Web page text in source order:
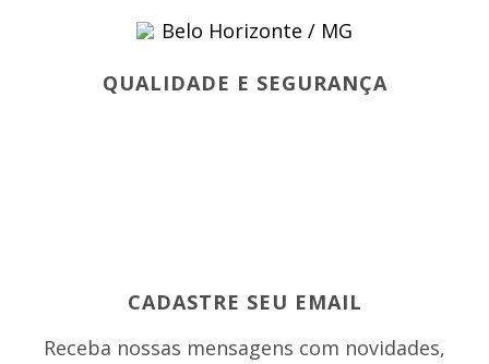
Belo Horizonte / MG
QUALIDADE E SEGURANÇA
CADASTRE SEU EMAIL
Receba nossas mensagens com novidades,